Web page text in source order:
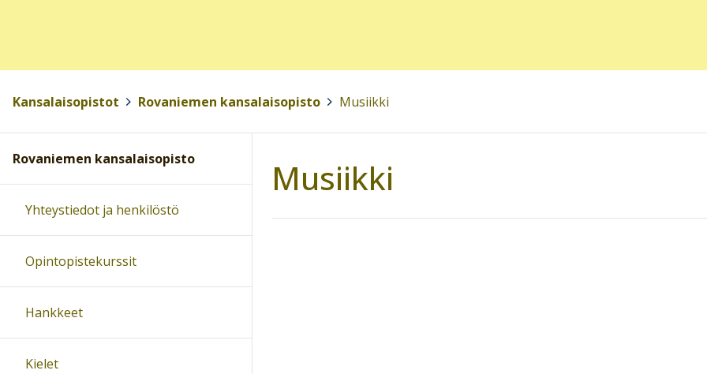
Kansalaisopistot Rovaniemen kansalaisopisto Musiikki
Musiikki
Rovaniemen kansalaisopisto
Yhteystiedot ja henkilöstö
Opintopistekurssit
Hankkeet
Kielet